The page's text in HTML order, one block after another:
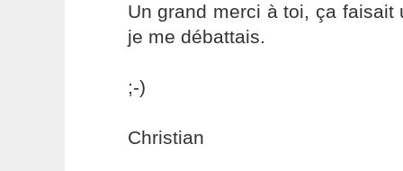
Un grand merci à toi, ça faisait
je me débattais.
;-)
Christian